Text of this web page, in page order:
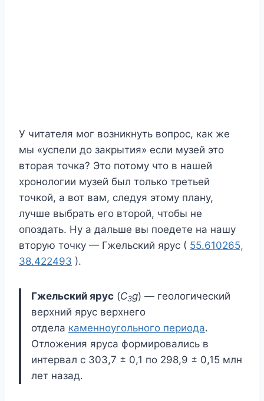
У читателя мог возникнуть вопрос, как же
мы «успели до закрытия» если музей это
вторая точка? Это потому что в нашей
хронологии музей был только третьей
точкой, а вот вам, следуя этому плану,
лучше выбрать его второй, чтобы не
опоздать. Ну а дальше вы поедете на нашу
вторую точку — Гжельский ярус ( 55.610265,
38.422493 ).
Гжельский ярус (С3g) — геологический
верхний ярус верхнего
отдела каменноугольного периода.
Отложения яруса формировались в
интервал с 303,7 ± 0,1 по 298,9 ± 0,15 млн
лет назад.